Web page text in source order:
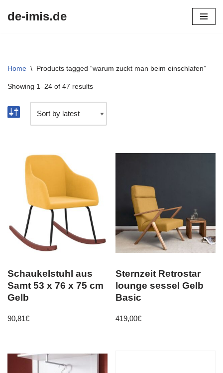
de-imis.de
Home \ Products tagged “warum zuckt man beim einschlafen”
Showing 1–24 of 47 results
Schaukelstuhl aus
Samt 53 x 76 x 75 cm
Gelb
90,81€
Sternzeit Retrostar
lounge sessel Gelb
Basic
419,00€